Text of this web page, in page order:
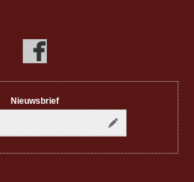
Nieuwsbrief